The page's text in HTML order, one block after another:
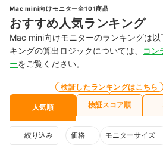
Mac mini向けモニター全101商品
おすすめ人気ランキング
Mac mini向けモニターのランキングは
キングの算出ロジックについては、
コン
ーをご覧ください。
人気順
検証したランキングはこちら
検証スコア順
絞り込み 価格 モニターサイズ